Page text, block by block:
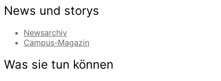
News und storys
Newsarchiv
Campus-Magazin
Was sie tun können